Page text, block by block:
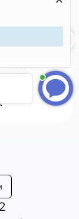
Reward